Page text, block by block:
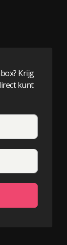
Krijg
kunt